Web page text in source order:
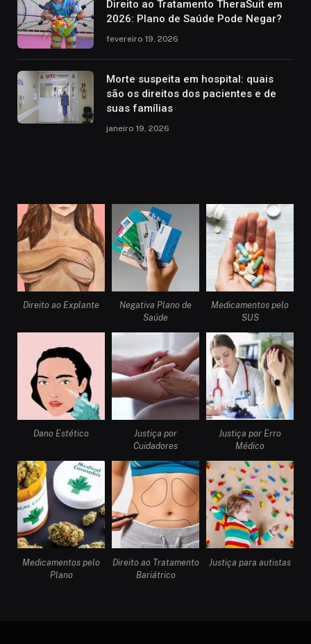
Direito ao Tratamento TheraSuit em
2026: Plano de Saúde Pode Negar?
fevereiro 19, 2026
Morte suspeita em hospital: quais
são os direitos dos pacientes e de
suas famílias
janeiro 19, 2026
Direito ao Explante
Negativa Plano de
Saúde
Medicamentos pelo
SUS
Dano Estético
Justiça por
Cuidadores
Justiça por Erro
Médico
Medicamentos pelo
Plano
Direito ao Tratamento
Bariátrico
Justiça para autistas